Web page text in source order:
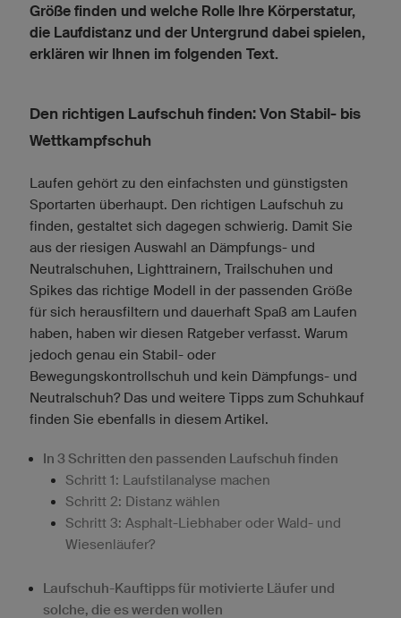
Größe finden und welche Rolle Ihre Körperstatur,
die Laufdistanz und der Untergrund dabei spielen,
erklären wir Ihnen im folgenden Text.
Den richtigen Laufschuh finden: Von Stabil- bis
Wettkampfschuh
Laufen gehört zu den einfachsten und günstigsten
Sportarten überhaupt. Den richtigen Laufschuh zu
finden, gestaltet sich dagegen schwierig. Damit Sie
aus der riesigen Auswahl an Dämpfungs- und
Neutralschuhen, Lighttrainern, Trailschuhen und
Spikes das richtige Modell in der passenden Größe
für sich herausfiltern und dauerhaft Spaß am Laufen
haben, haben wir diesen Ratgeber verfasst. Warum
jedoch genau ein Stabil- oder
Bewegungskontrollschuh und kein Dämpfungs- und
Neutralschuh? Das und weitere Tipps zum Schuhkauf
finden Sie ebenfalls in diesem Artikel.
In 3 Schritten den passenden Laufschuh finden
Schritt 1: Laufstilanalyse machen
Schritt 2: Distanz wählen
Schritt 3: Asphalt-Liebhaber oder Wald- und
Wiesenläufer?
Laufschuh-Kauftipps für motivierte Läufer und
solche, die es werden wollen